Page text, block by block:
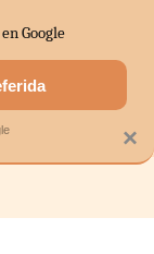
MERCADOS
×
Google